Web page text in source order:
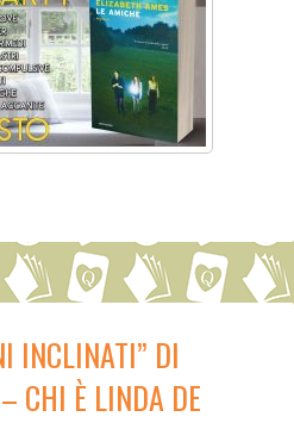
INCLINATI” DI
CHI È LINDA DE